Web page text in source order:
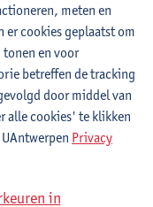
met oefenlessen
meten en
er cookies geplaatst om
tonen en voor
betreffen de tracking
door middel van
alle cookies' te klikken
Privacy
in